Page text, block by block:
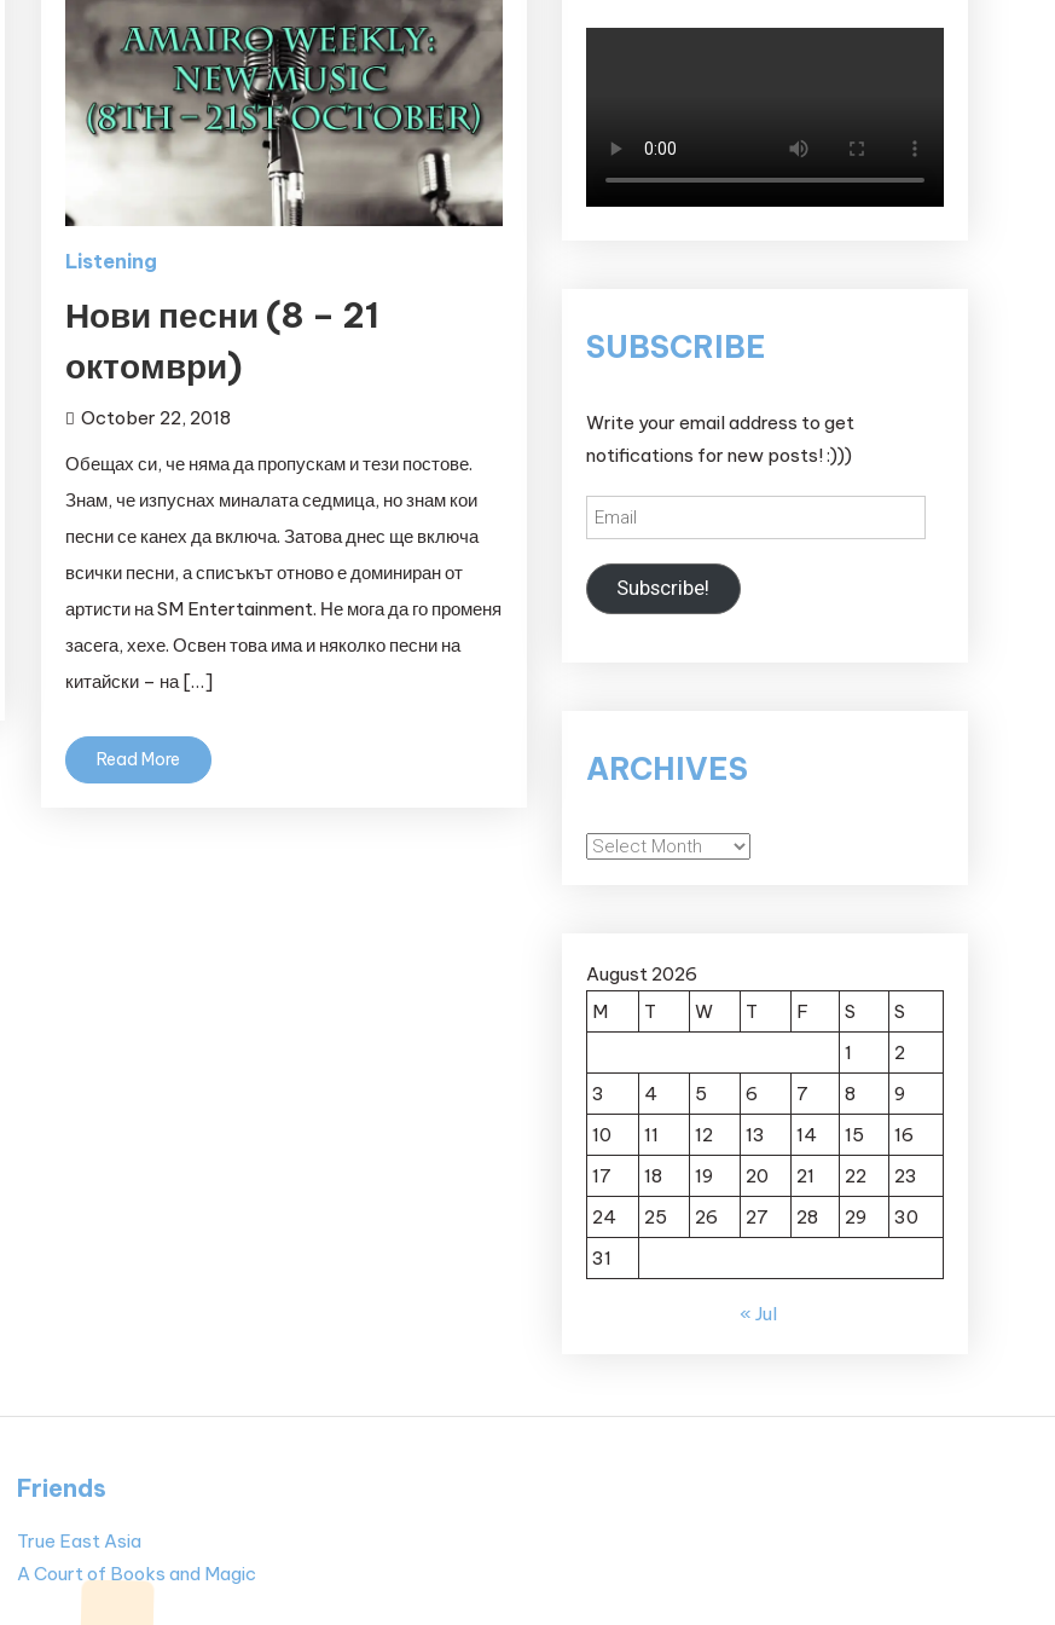
Listening
Нови песни (8 – 21
октомври)
October 22, 2018
Обещах си, че няма да пропускам и тези постове.
Знам, че изпуснах миналата седмица, но знам кои
песни се канех да включа. Затова днес ще включа
всички песни, а списъкът отново е доминиран от
артисти на SM Entertainment. Не мога да го променя
засега, хехе. Освен това има и няколко песни на
китайски – на […]
Read More
SUBSCRIBE
Write your email address to get
notifications for new posts! :)))
Email
Subscribe!
ARCHIVES
Archives
August 2026
M
T W T F S
S
1
2
3
4 5 6 7 8
9
10
11 12 13 14 15
16
17
18 19 20 21 22
23
24
25 26 27 28 29
30
31
« Jul
Friends
True East Asia
A Court of Books and Magic